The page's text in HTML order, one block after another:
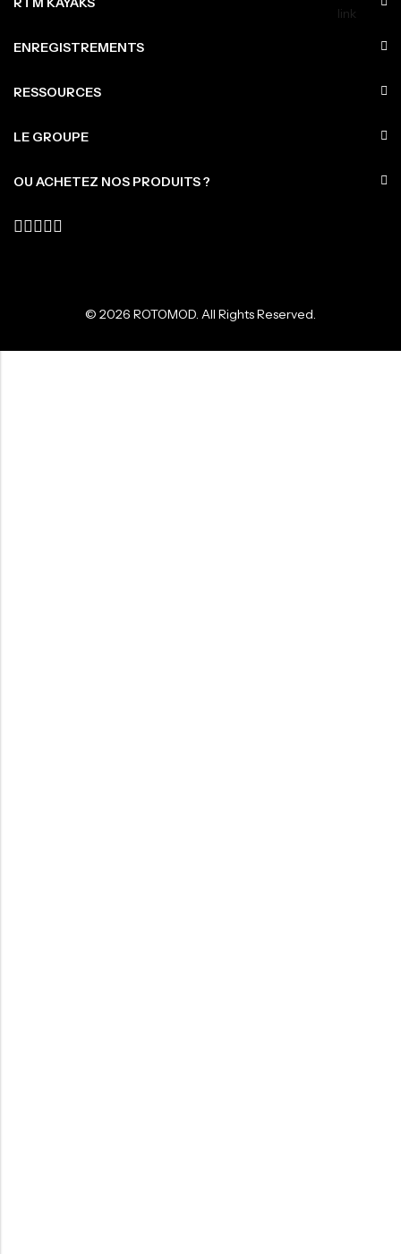
ENREGISTREMENTS
RESSOURCES
LE GROUPE
OU ACHETEZ NOS PRODUITS ?
© 2026 ROTOMOD. All Rights Reserved.